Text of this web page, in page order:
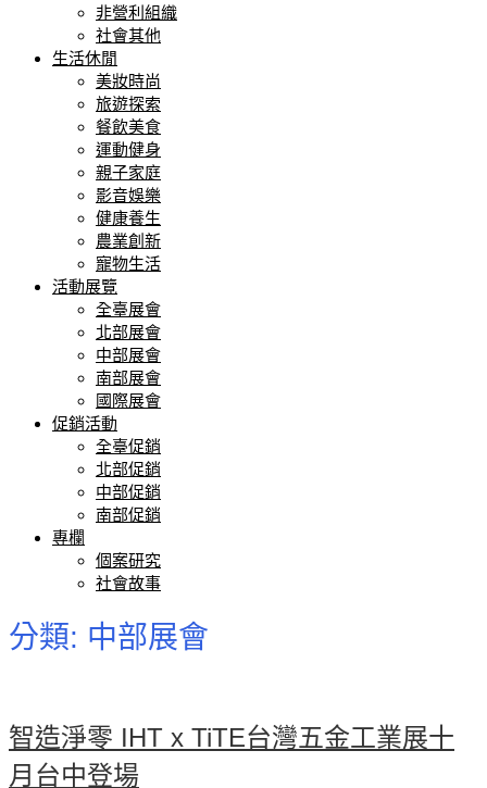
非營利組織
社會其他
生活休閒
美妝時尚
旅遊探索
餐飲美食
運動健身
親子家庭
影音娛樂
健康養生
農業創新
寵物生活
活動展覽
全臺展會
北部展會
中部展會
南部展會
國際展會
促銷活動
全臺促銷
北部促銷
中部促銷
南部促銷
專欄
個案研究
社會故事
分類: 中部展會
智造淨零 IHT x TiTE台灣五金工業展十
月台中登場